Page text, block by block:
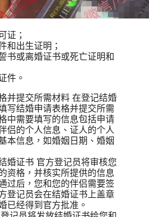
证；
和出生证明；
书或离婚证书或死亡证明和
件。
并提交所需材料 在登记结婚
写结婚申请表格并提交所需
中需要填写的信息包括申请
侣的个人信息、证人的个人
本信息，如婚姻日期、婚姻
婚证书 官方登记员将审核您
资格，并核实所提供的信息
过后，您和您的伴侣需要签
登记员会在结婚证书上盖章
已经得到官方批准。